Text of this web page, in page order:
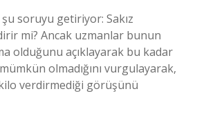
soruyu getiriyor: Sakız
mi? Ancak uzmanlar bunun
olduğunu açıklayarak bu kadar
olmadığını vurgulayarak,
verdirmediği görüşünü